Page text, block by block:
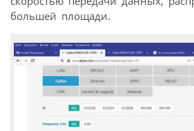
большей площади.